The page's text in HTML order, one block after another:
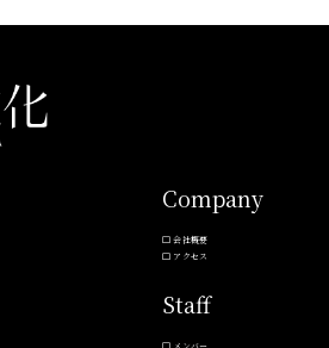
Company
会社概要
アクセス
Staff